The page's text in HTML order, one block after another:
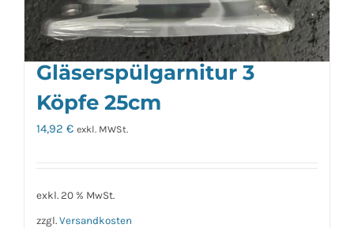
Gläserspülgarnitur 3
Köpfe 25cm
14,92 € exkl. MWSt.
exkl. 20 % MwSt.
zzgl. Versandkosten